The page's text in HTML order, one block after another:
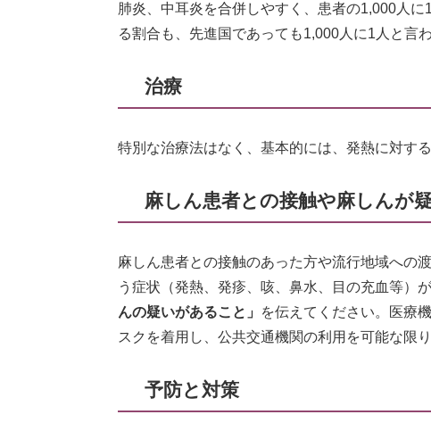
肺炎、中耳炎を合併しやすく、患者の1,000人
る割合も、先進国であっても1,000人に1人と言
治療
特別な治療法はなく、基本的には、発熱に対す
麻しん患者との接触や麻しんが
麻しん患者との接触のあった方や流行地域への
う症状（発熱、発疹、咳、鼻水、目の充血等）
んの疑いがあること」
を伝えてください。医療
スクを着用し、公共交通機関の利用を可能な限
予防と対策